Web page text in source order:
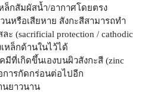
ล็กสัมผัสน้ำ/อากาศโดยตรง
นหรือเสียหาย สังกะสีสามารถทำ
ะ (sacrificial protection / cathodic
หล็กด้านในไว้ได้
มีที่เกิดขึ้นเองบนผิวสังกะสี (zinc
การกัดกร่อนต่อไปอีก
นยาวนาน